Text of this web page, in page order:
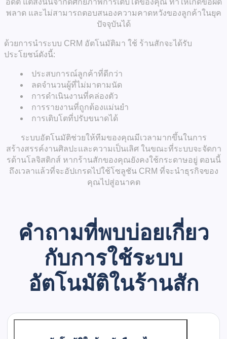
อดีต แต่สิ่งนั้นจำกัดศักยภาพการเติบโตของคุณ ทำให้เกิดข้อผิด
พลาด และไม่สามารถตอบสนองความคาดหวังของลูกค้าในยุค
ปัจจุบันได้
ด้วยการนำระบบ CRM อัตโนมัติมา ใช้ ร้านสักจะได้รับ
ประโยชน์ดังนี้:
ประสบการณ์ลูกค้าที่ดีกว่า
ลดจำนวนผู้ที่ไม่มาตามนัด
การดำเนินงานที่คล่องตัว
การรายงานที่ถูกต้องแม่นยำ
การเติบโตที่ปรับขนาดได้
ระบบอัตโนมัติช่วยให้ทีมของคุณมีเวลามากขึ้นในการ
สร้างสรรค์งานศิลปะและความเป็นเลิศ ในขณะที่ระบบจะจัดกา
รด้านโลจิสติกส์ หากร้านสักของคุณยังคงใช้กระดาษอยู่ ตอนนี้
ถึงเวลาแล้วที่จะอัปเกรดไปใช้โซลูชัน CRM ที่จะนำธุรกิจของ
คุณไปสู่อนาคต
คำถามที่พบบ่อยเกี่ยว
กับการใช้ระบบ
อัตโนมัติในร้านสัก